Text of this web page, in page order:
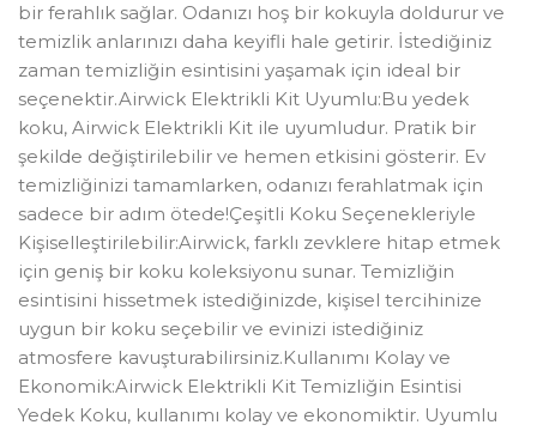
bir ferahlık sağlar. Odanızı hoş bir kokuyla doldurur ve
temizlik anlarınızı daha keyifli hale getirir. İstediğiniz
zaman temizliğin esintisini yaşamak için ideal bir
seçenektir.Airwick Elektrikli Kit Uyumlu:Bu yedek
koku, Airwick Elektrikli Kit ile uyumludur. Pratik bir
şekilde değiştirilebilir ve hemen etkisini gösterir. Ev
temizliğinizi tamamlarken, odanızı ferahlatmak için
sadece bir adım ötede!Çeşitli Koku Seçenekleriyle
Kişiselleştirilebilir:Airwick, farklı zevklere hitap etmek
için geniş bir koku koleksiyonu sunar. Temizliğin
esintisini hissetmek istediğinizde, kişisel tercihinize
uygun bir koku seçebilir ve evinizi istediğiniz
atmosfere kavuşturabilirsiniz.Kullanımı Kolay ve
Ekonomik:Airwick Elektrikli Kit Temizliğin Esintisi
Yedek Koku, kullanımı kolay ve ekonomiktir. Uyumlu